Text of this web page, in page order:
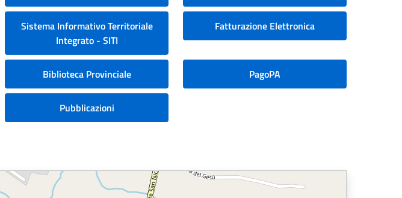
Sistema Informativo Territoriale
Integrato - SITI
Fatturazione Elettronica
Biblioteca Provinciale PagoPA
Pubblicazioni